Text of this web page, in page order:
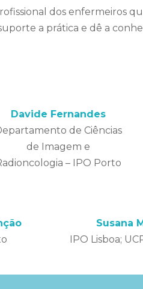
dos enfermeiros
a prática e dê a
Davide Fernandes
de Ciências
de Imagem e
– IPO Porto
Susana
IPO Lisboa;